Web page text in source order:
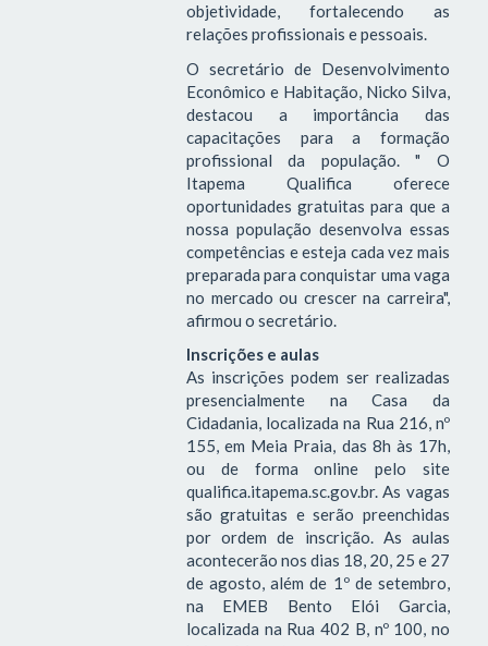
objetividade, fortalecendo as
relações profissionais e pessoais.
O secretário de Desenvolvimento
Econômico e Habitação, Nicko Silva,
destacou a importância das
capacitações para a formação
profissional da população. " O
Itapema Qualifica oferece
oportunidades gratuitas para que a
nossa população desenvolva essas
competências e esteja cada vez mais
preparada para conquistar uma vaga
no mercado ou crescer na carreira",
afirmou o secretário.
Inscrições e aulas
As inscrições podem ser realizadas
presencialmente na Casa da
Cidadania, localizada na Rua 216, nº
155, em Meia Praia, das 8h às 17h,
ou de forma online pelo site
qualifica.itapema.sc.gov.br. As vagas
são gratuitas e serão preenchidas
por ordem de inscrição. As aulas
acontecerão nos dias 18, 20, 25 e 27
de agosto, além de 1º de setembro,
na EMEB Bento Elói Garcia,
localizada na Rua 402 B, nº 100, no